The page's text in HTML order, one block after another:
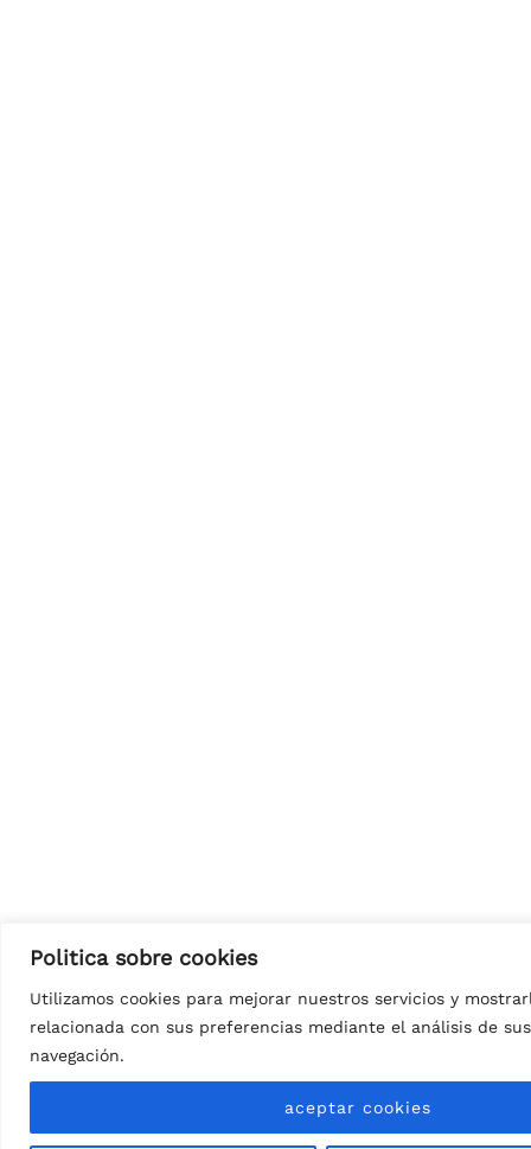
Politica sobre cookies
Utilizamos cookies para mejorar nuestros servicios y
relacionada con sus preferencias mediante el análisis de
navegación.
aceptar cookies